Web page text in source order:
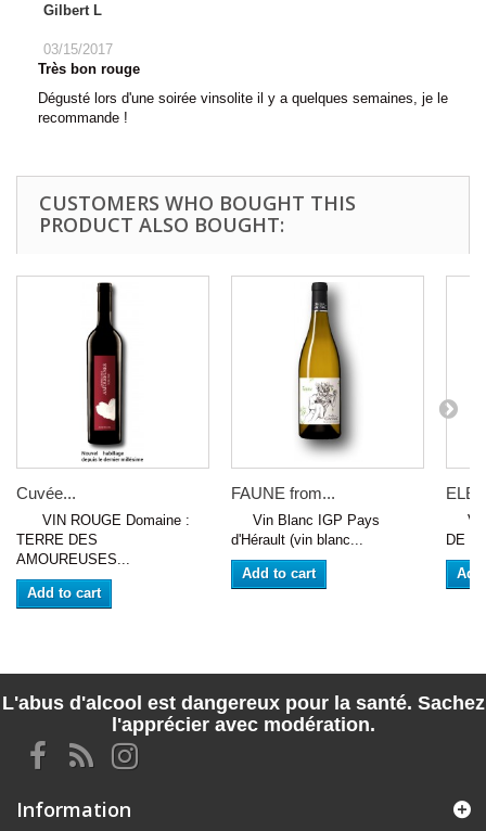
Gilbert L
03/15/2017
Très bon rouge
Dégusté lors d'une soirée vinsolite il y a quelques semaines, je le
recommande !
CUSTOMERS WHO BOUGHT THIS
PRODUCT ALSO BOUGHT:
Cuvée...
VIN ROUGE Domaine :
TERRE DES
AMOUREUSES...
Add to cart
FAUNE from...
Vin Blanc IGP Pays
d'Hérault (vin blanc...
Add to cart
VIN
DE
L'abus d'alcool est dangereux pour la santé. Sachez
l'apprécier avec modération.
Information